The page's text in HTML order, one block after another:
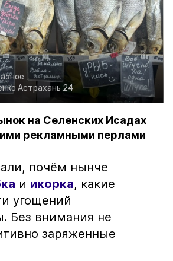
Астрахань 24
на Селенских Исадах
рекламными перлами
почём нынче
и икорка, какие
угощений
Без внимания не
заряженные